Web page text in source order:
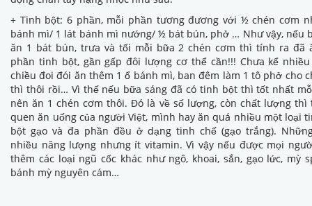
+ Tinh bột: 6 phần, mỗi phần tương đương với ½ chén cơm
bánh mì/ 1 lát bánh mì nướng/ ½ bát bún, phở … Như vậy, nếu
ăn 1 bát bún, trưa và tối mỗi bữa 2 chén cơm thì tính ra đã
phần tinh bột, gần gấp đôi lượng cơ thể cần!!! Chưa kể
chiều đoi đói ăn thêm 1 ổ bánh mì, ban đêm làm 1 tô phở cho
thì thôi rồi… Vì thế nếu bữa sáng đã có tinh bột thì tốt nhất
nên ăn 1 chén cơm thôi. Đó là về số lượng, còn chất lượng thì
quen ăn uống của người Việt, mình hay ăn quá nhiều một loại
bột gạo và đa phần đều ở dạng tinh chế (gạo trắng).
nhiều năng lượng nhưng ít vitamin. Vì vậy nếu được mọi
thêm các loại ngũ cốc khác như ngô, khoai, sắn, gạo lức, mỳ
bánh mỳ nguyên cám…